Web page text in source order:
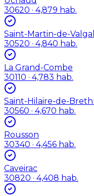
30620 · 4,879 hab.
Saint-Martin-de-
30520 · 4,840 hab.
La Grand-Combe
30110 · 4,783 hab.
Saint-Hilaire-de-
30560 · 4,670 hab.
Rousson
30340 · 4,456 hab.
Caveirac
30820 · 4,408 hab.